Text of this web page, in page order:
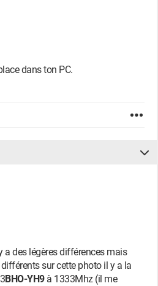
cavaliers. Je test en config
avec composants propriétaire
de problème.
dans ton PC.
a des légères différences mais
sur cette photo il y a la
BHO-YH9 à 1333Mhz (il me